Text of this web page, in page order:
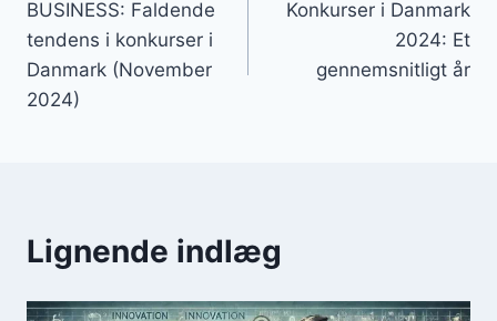
BUSINESS: Faldende
tendens i konkurser i
Danmark (November
2024)
Konkurser i Danmark
2024: Et
gennemsnitligt år
Lignende indlæg